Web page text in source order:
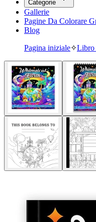
Categorie
Gallerie
Pagine Da Colorare
Blog
Pagina iniziale✧Libro